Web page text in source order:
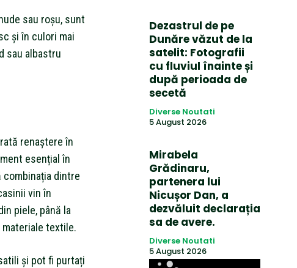
sau roșu, sunt
și în culori mai
sau albastru
renaștere în
esențial în
combinația dintre
vin în
piele, până la
textile.
și pot fi purtați
Dezastrul de pe
Dunăre văzut de la
satelit: Fotografii
cu fluviul înainte și
după perioada de
secetă
Diverse Noutati
5 August 2026
Mirabela
Grădinaru,
partenera lui
Nicușor Dan, a
dezvăluit declarația
sa de avere.
Diverse Noutati
5 August 2026